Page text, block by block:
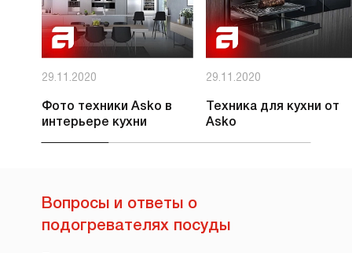
29.11.2020
Фото техники Asko в
интерьере кухни
29.11.2020
Техника для кухни от
Asko
Вопросы и ответы о
подогревателях посуды